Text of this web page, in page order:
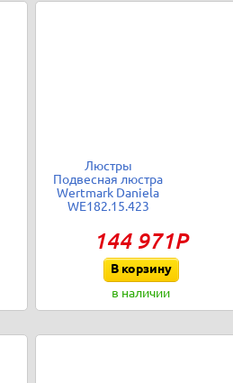
Люстры
Подвесная люстра
Wertmark Daniela
WE182.15.423
144 971Р
В корзину
в наличии